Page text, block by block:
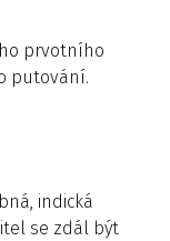
prvotního
putování.
indická
se zdál být